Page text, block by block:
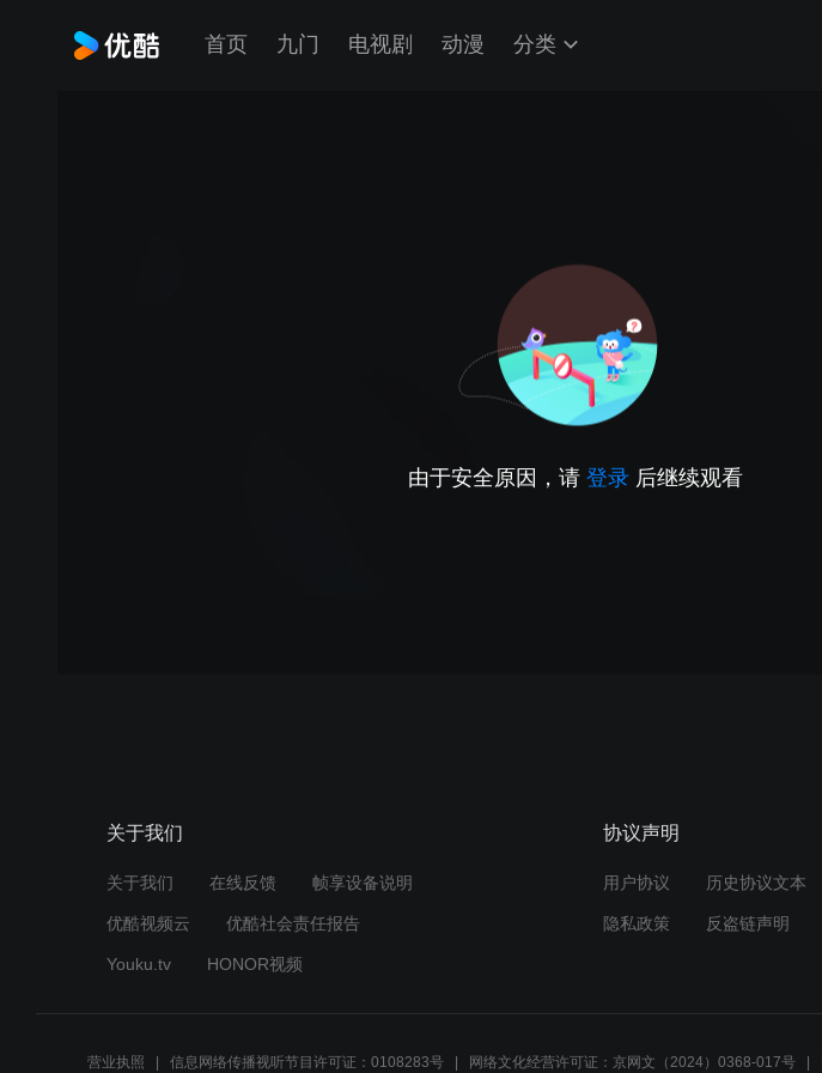
首页 九门 电视剧 动漫 分类
由于安全原因，请 登录 后继续观看
关于我们
关于我们 在线反馈 帧享设备说明
优酷视频云 优酷社会责任报告
Youku.tv HONOR视频
协议声明
用户协议 历史协议文本
隐私政策 反盗链声明
营业执照 信息网络传播视听节目许可证：0108283号 网络文化经营许可证：京网文（2024）0368-017号